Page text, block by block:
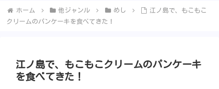
ホーム 他ジャンル めし
江ノ島で、もこもこ
クリームのパンケーキを食べてきた！
江ノ島で、もこもこクリームのパンケーキ
を食べてきた！